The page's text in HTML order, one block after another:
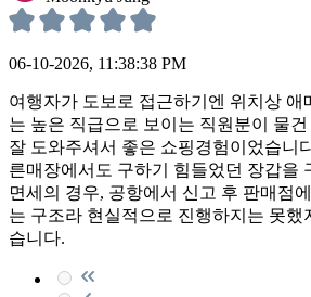
06-10-2026, 11:38:38 PM
여행자가 도보로 접근하기엔 위치상 애
는 높은 직급으로 보이는 직원분이 물
잘 도와주셔서 좋은 쇼핑경험이었습니
른매장에서도 구하기 힘들었던 장갑을
면세의 경우, 공항에서 신고 후 판매점
는 구조라 현실적으로 진행하지는 못했
습니다.